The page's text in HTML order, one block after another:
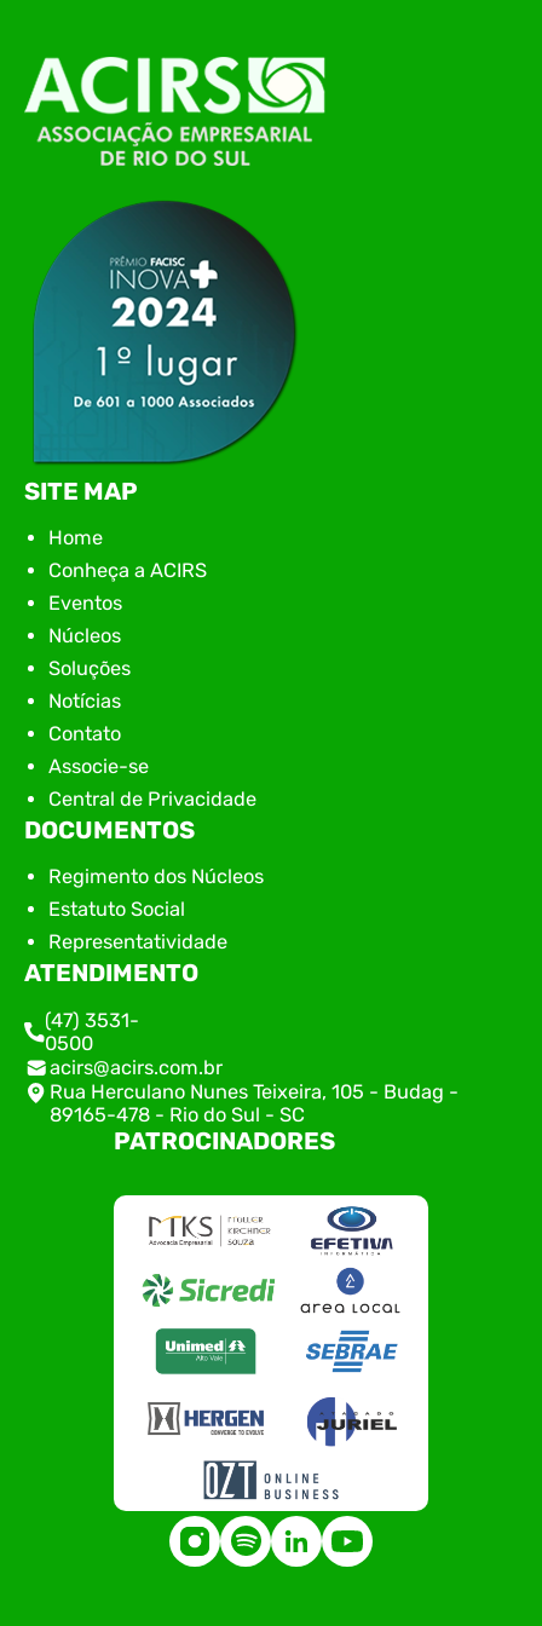
ACIRS, Jardel José Busarello, com os núcleos…
SITE MAP
Home
Conheça a ACIRS
Eventos
Núcleos
Soluções
Notícias
Contato
Associe-se
Central de Privacidade
DOCUMENTOS
Regimento dos Núcleos
Estatuto Social
Representatividade
ATENDIMENTO
(47) 3531-
0500
acirs@acirs.com.br
Rua Herculano Nunes Teixeira, 105 - Budag -
89165-478 - Rio do Sul - SC
PATROCINADORES